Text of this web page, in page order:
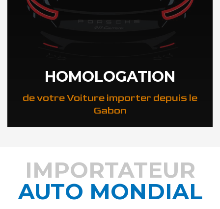
HOMOLOGATION
de votre Voiture importer depuis le
Gabon
DÉCOUVREZ COMMENT
IMPORTATEUR
AUTO MONDIAL